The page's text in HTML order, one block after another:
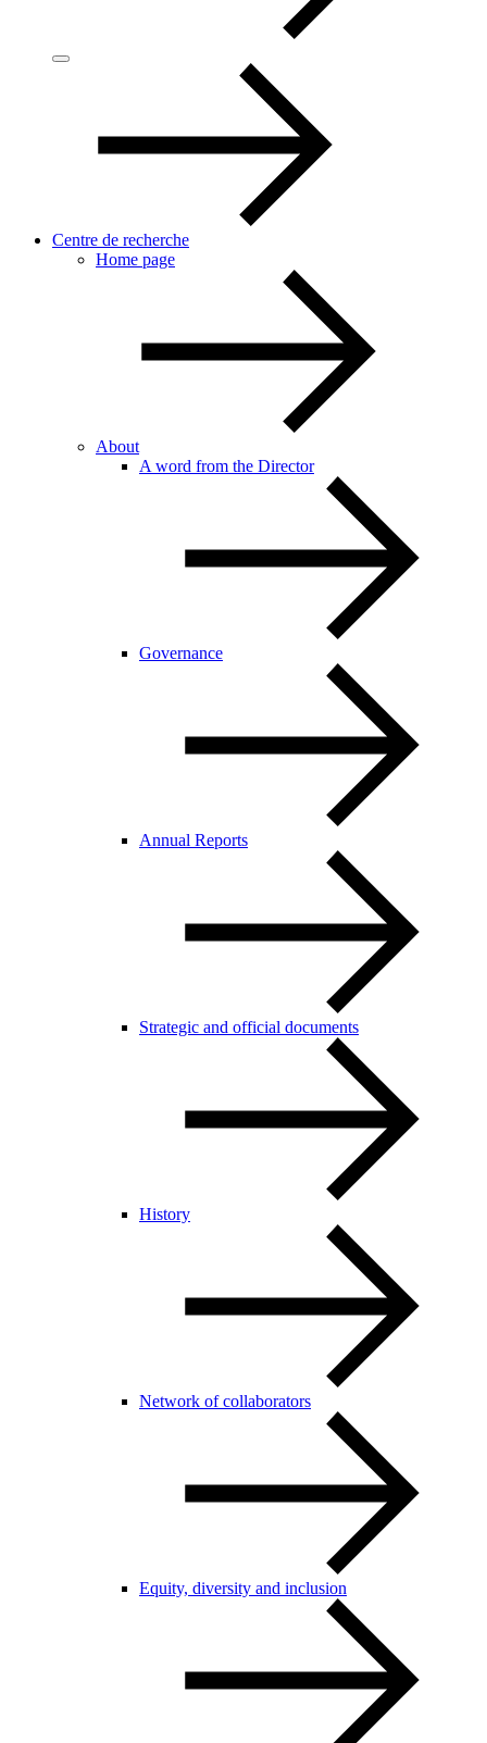
Centre de recherche
Home page
About
A word from the Director
Governance
Annual Reports
Strategic and official documents
History
Network of collaborators
Equity, diversity and inclusion